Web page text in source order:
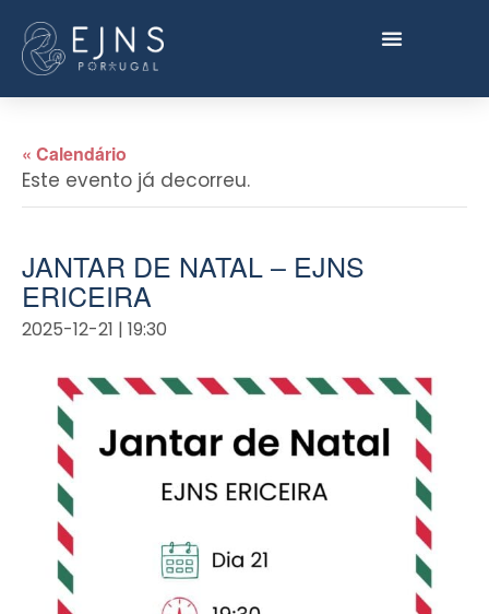
« Calendário
Este evento já decorreu.
JANTAR DE NATAL – EJNS
ERICEIRA
2025-12-21 | 19:30